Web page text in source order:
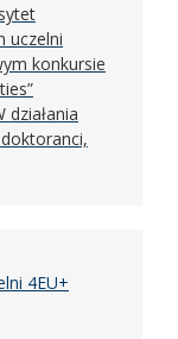
uczelni
konkursie
4EU+